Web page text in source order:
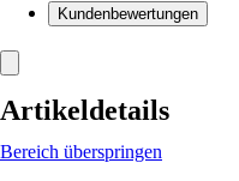
Kundenbewertungen
Artikeldetails
Bereich überspringen